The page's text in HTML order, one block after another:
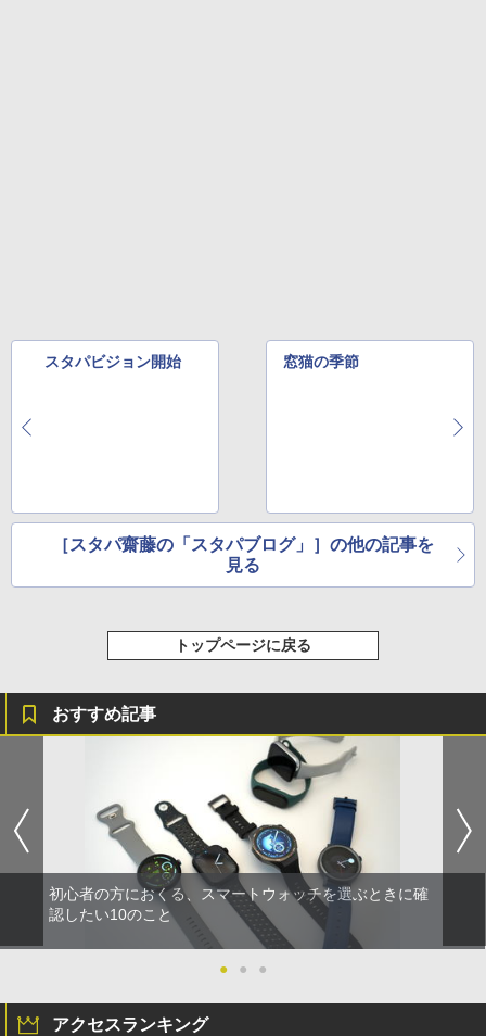
スタパビジョン開始 窓猫の季節
［スタパ齋藤の「スタパブログ」］の他の記事を
見る
トップページに戻る
おすすめ記事
初心者の方におくる、スマートウォッチを選ぶときに確
認したい10のこと
● ● ●
アクセスランキング